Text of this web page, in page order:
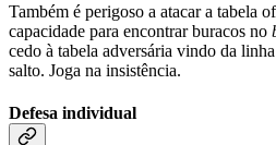
Também é perigoso a atacar a tabela
capacidade para encontrar buracos no
cedo à tabela adversária vindo da
salto. Joga na insistência.
Defesa individual